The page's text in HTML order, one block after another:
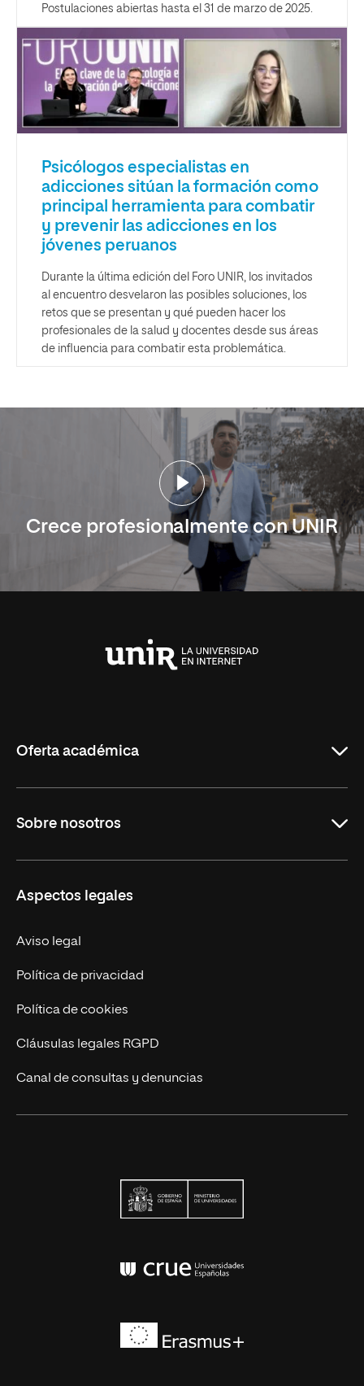
Postulaciones abiertas hasta el 31 de marzo de 2025.
Psicólogos especialistas en
adicciones sitúan la formación como
principal herramienta para combatir
y prevenir las adicciones en los
jóvenes peruanos
Durante la última edición del Foro UNIR, los invitados
al encuentro desvelaron las posibles soluciones, los
retos que se presentan y qué pueden hacer los
profesionales de la salud y docentes desde sus áreas
de influencia para combatir esta problemática.
Crece profesionalmente con UNIR
Oferta académica
Maestrías
Sobre nosotros
Trabaja en UNIR
Actualidad UNIR
Contáctanos
Aspectos legales
Aviso legal
Política de privacidad
Política de cookies
Cláusulas legales RGPD
Canal de consultas y denuncias